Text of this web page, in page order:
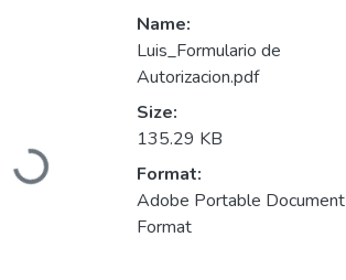
Loading...
Name:
Luis_Formulario de
Autorizacion.pdf
Size:
135.29 KB
Format:
Adobe Portable Document
Format